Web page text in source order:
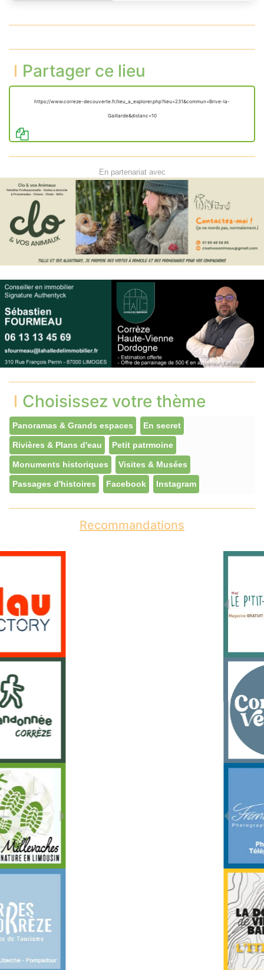
Partager ce lieu
https://www.correze-decouverte.fr/lieu_a_explorer.php?lieu=231&commun=Brive-la-
Gaillarde&distanc=10
En partenariat avec
Choisissez votre thème
Panoramas & Grands espaces En secret
Rivières & Plans d'eau Petit patrmoine
Monuments historiques Visites & Musées
Passages d'histoires Facebook Instagram
Recommandations